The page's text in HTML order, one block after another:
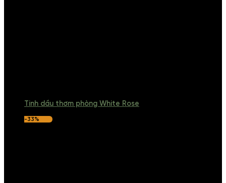
Tinh dầu thơm phòng White Rose
-33%